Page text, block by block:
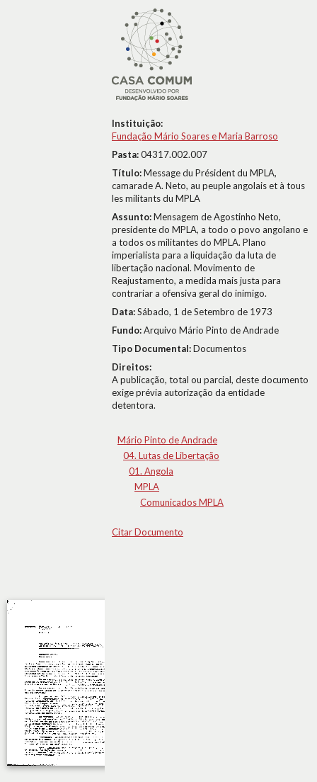
Instituição:
Fundação Mário Soares e Maria Barroso
Pasta:04317.002.007
Título:Message du Président du MPLA,
camarade A. Neto, au peuple angolais et à tous
les militants du MPLA
Assunto:Mensagem de Agostinho Neto,
presidente do MPLA, a todo o povo angolano e
a todos os militantes do MPLA. Plano
imperialista para a liquidação da luta de
libertação nacional. Movimento de
Reajustamento, a medida mais justa para
contrariar a ofensiva geral do inimigo.
Data:Sábado, 1 de Setembro de 1973
Fundo:Arquivo Mário Pinto de Andrade
Tipo Documental:Documentos
Direitos:
A publicação, total ou parcial, deste documento
exige prévia autorização da entidade
detentora.
Mário Pinto de Andrade
04. Lutas de Libertação
01. Angola
MPLA
Comunicados MPLA
Citar Documento